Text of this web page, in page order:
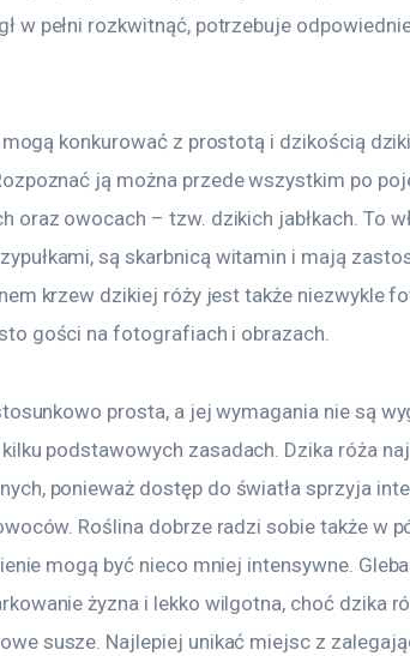
w pełni rozkwitnąć, potrzebuje
konkurować z prostotą i dzikością
ją można przede wszystkim po
oraz owocach – tzw. dzikich jabłkach. To
są skarbnicą witamin i mają
krzew dzikiej róży jest także niezwykle
gości na fotografiach i obrazach.
prosta, a jej wymagania nie są
podstawowych zasadach. Dzika róża
ponieważ dostęp do światła sprzyja
Roślina dobrze radzi sobie także w
mogą być nieco mniej intensywne.
żyzna i lekko wilgotna, choć dzika
susze. Najlepiej unikać miejsc z